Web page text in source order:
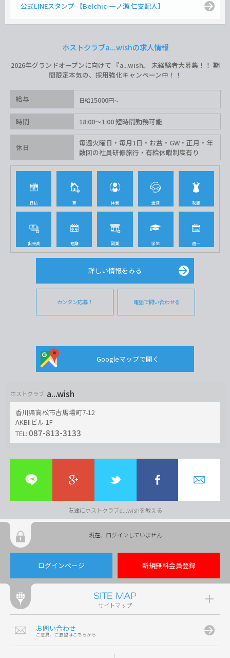
公式LINEスタンプ 【Belchic-一ノ瀬 仁支配人】
ホストクラブa...wishの求人情報
2026年グランドオープンに向けて 『a...wish』 未経験者大募集！！ 期
間限定本気の、採用強化キャンペーン中！！
給与 日給15000円
時間 18:00〜1:00 短時間勤務可能
休日
毎週火曜日・毎月1日・お盆・GW・正月・年
数回の社員研修旅行・有給休暇制度有り
日払 寮 体験 送迎 制服
出来高 短期 副業 学生 週一
詳しい情報をみる
カンタン応募！ 電話で問い合わせる
Googleマップで開く
ホストクラブ a...wish
香川県高松市古馬場町7-12
AKBIIビル 1F
TEL: 087-813-3133
友達にホストクラブa...wishを教える
現在、ログインしていません
ログインページ 新規無料会員登録
サイトマップ
お問い合わせ
ご意見、ご要望はこちらから